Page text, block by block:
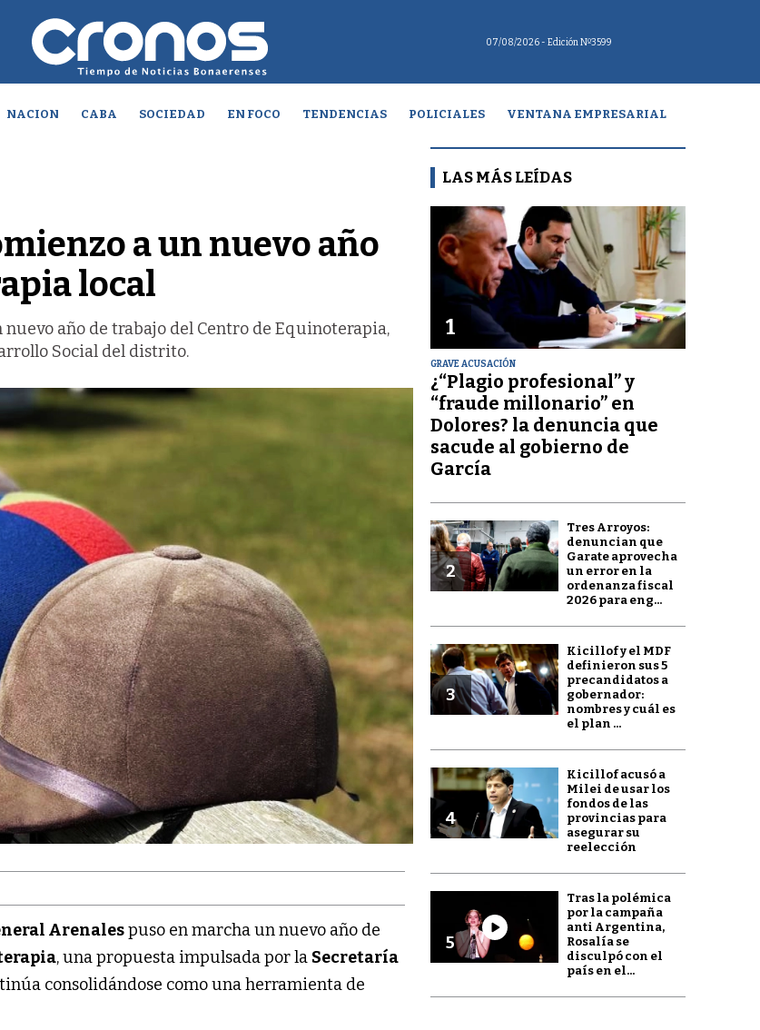
07/08/2026 - Edición Nº3599
NACION CABA SOCIEDAD EN FOCO TENDENCIAS POLICIALES VENTANA EMPRESARIAL
a un nuevo año
local
año de trabajo del Centro de Equinoterapia,
Social del distrito.
Arenalespuso en marcha un nuevo año de
, una propuesta impulsada por la Secretaría
consolidándose como una herramienta de
LAS MÁS LEÍDAS
1
GRAVE ACUSACIÓN
¿“Plagio profesional” y
“fraude millonario” en
Dolores? la denuncia que
sacude al gobierno de
García
2
Tres Arroyos:
denuncian que
Garate aprovecha
un error en la
ordenanza fiscal
2026 para eng...
3
Kicillof y el MDF
definieron sus 5
precandidatos a
gobernador:
nombres y cuál es
el plan ...
4
Kicillof acusó a
Milei de usar los
fondos de las
provincias para
asegurar su
reelección
5
Tras la polémica
por la campaña
anti Argentina,
Rosalía se
disculpó con el
país en el...